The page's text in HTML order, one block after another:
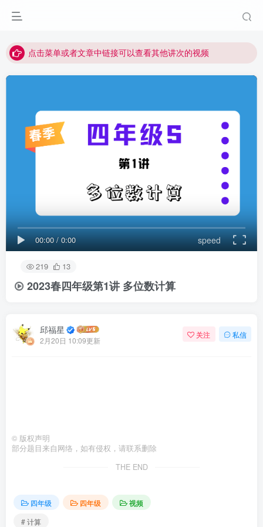
点击菜单或者文章中链接可以查看其他讲次的视频
00:00/0:00 speed
219 13
2023春四年级第1讲 多位数计算
邱福星
2月20日 10:09更新
关注 私信
© 版权声明
部分题目来自网络，如有侵权，请联系删除
THE END
四年级 四年级
视频
# 计算